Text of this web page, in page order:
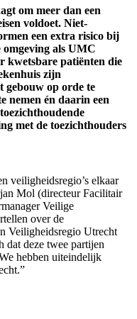
om meer dan een
voldoet. Niet-
een extra risico bij
omgeving als UMC
kwetsbare patiënten die
zijn
gebouw op orde te
nemen én daarin een
met de toezichthouders
veiligheidsregio’s elkaar
Mol (directeur Facilitair
Veilige
over de
Veiligheidsregio Utrecht
deze twee partijen
hebben uiteindelijk